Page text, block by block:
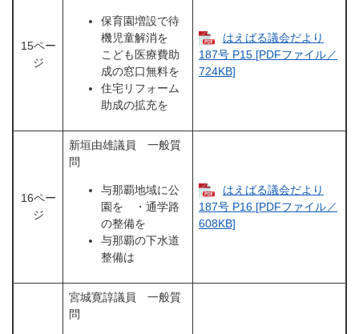
15ペー
ジ
保育園増設で待
機児童解消を
こども医療費助
成の窓口無料を
住宅リフォーム
助成の拡充を
はえばる議会だより
187号 P15 [PDFファイル／
724KB]
16ペー
ジ
新垣由雄議員 一般質
問
与那覇地域に公
園を ・通学路
の整備を
与那覇の下水道
整備は
はえばる議会だより
187号 P16 [PDFファイル／
608KB]
宮城寛諄議員 一般質
問